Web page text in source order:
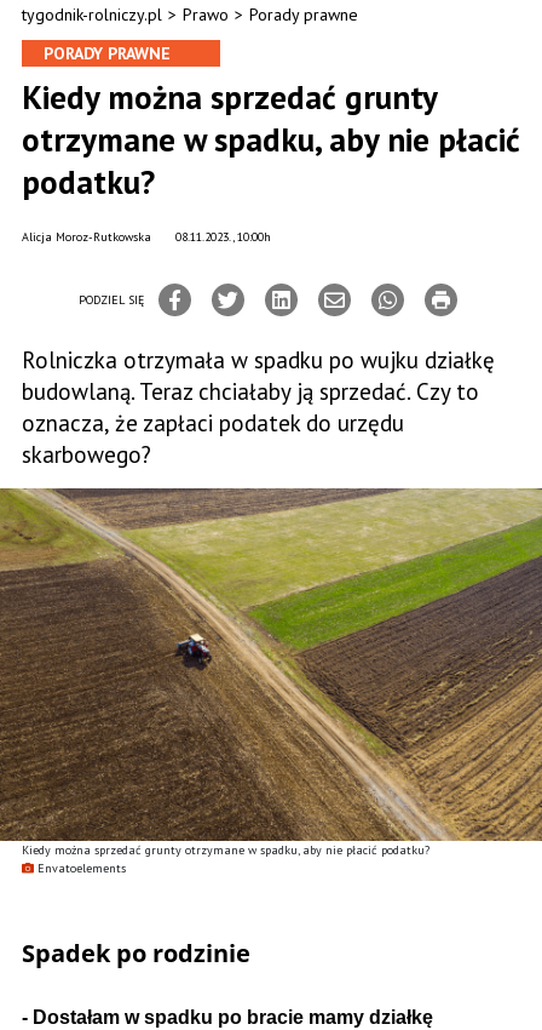
tygodnik-rolniczy.pl > Prawo > Porady prawne
Kiedy można sprzedać grunty otrzymane w spadku, aby nie płacić podatku?
Envatoelements
PORADY PRAWNE
Kiedy można sprzedać grunty
otrzymane w spadku, aby nie płacić
podatku?
08.11.2023., 10:00h
Alicja Moroz-Rutkowska
PODZIEL SIĘ
Rolniczka otrzymała w spadku po wujku działkę
budowlaną. Teraz chciałaby ją sprzedać. Czy to
oznacza, że zapłaci podatek do urzędu
skarbowego?
Spadek po rodzinie
- Dostałam w spadku po bracie mamy działkę